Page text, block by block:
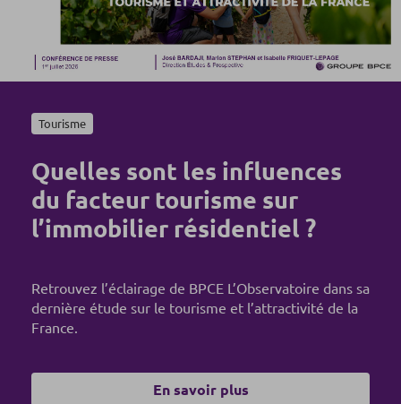
Tourisme
Quelles sont les influences
du facteur tourisme sur
l’immobilier résidentiel ?
Retrouvez l’éclairage de BPCE L’Observatoire dans sa
dernière étude sur le tourisme et l’attractivité de la
France.
En savoir plus